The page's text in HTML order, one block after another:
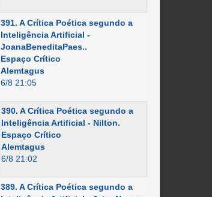
391. A Crítica Poética segundo a
Inteligência Artificial -
JoanaBeneditaPaes..
Espaço Crítico
Alemtagus
6/8 21:05
390. A Crítica Poética segundo a
Inteligência Artificial - Nilton.
Espaço Crítico
Alemtagus
6/8 21:02
389. A Crítica Poética segundo a